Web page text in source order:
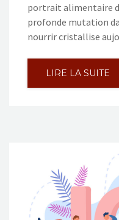
portrait alimentaire
profonde mutation
nourrir cristallise
LIRE LA SUITE